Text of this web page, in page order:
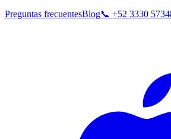
Preguntas frecuentesBlog📞 +52 3330